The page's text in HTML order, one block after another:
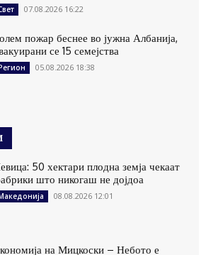
07.08.2026 16:22
пожар беснее во јужна Албанија,
се 15 семејства
05.08.2026 18:38
50 хектари плодна земја чекаат
што никогаш не дојдоа
08.08.2026 12:01
на Мицкоски – Небото е